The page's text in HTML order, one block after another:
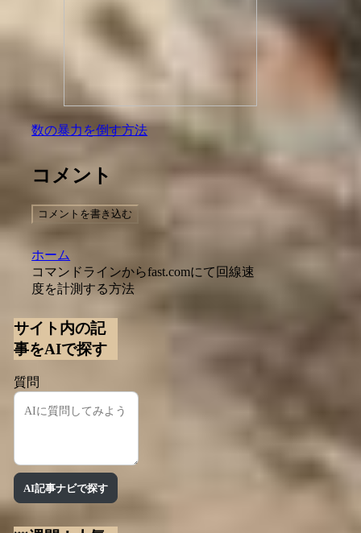
数の暴力を倒す方法
コメント
コメントを書き込む
ホーム
コマンドラインからfast.comにて回線速
度を計測する方法
サイト内の記
事をAIで探す
質問
AI記事ナビで探す